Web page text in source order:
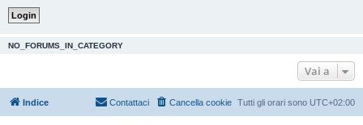
NO_FORUMS_IN_CATEGORY
Vai a
Indice Tutti gli orari sono UTC+02:00
Cancella cookie
Contattaci